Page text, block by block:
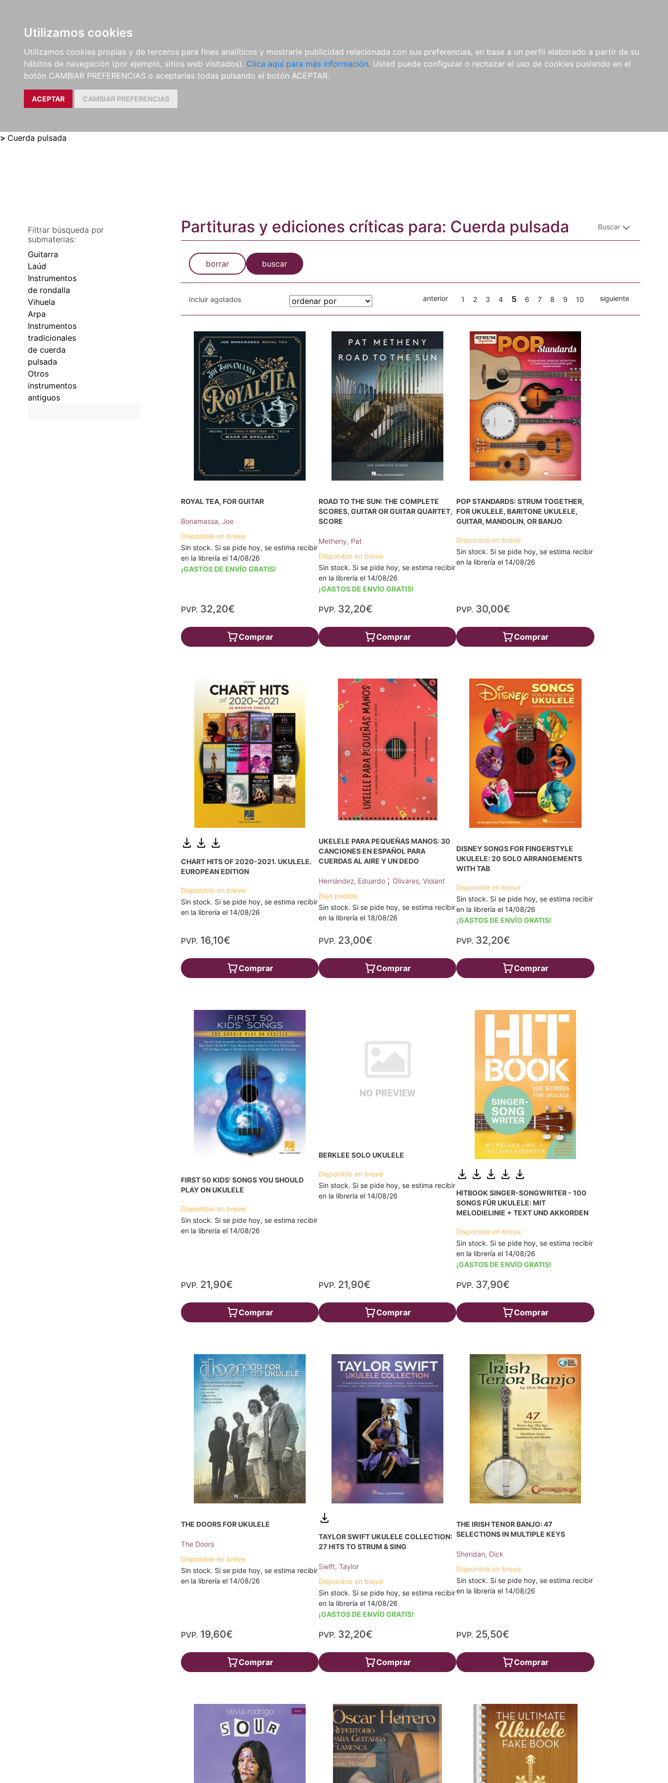
Utilizamos cookies
Utilizamos cookies propias y de terceros para fines analíticos y mostrarle publicidad relacionada con sus preferencias, en base a un perfil elaborado a partir de su
hábitos de navegación (por ejemplo, sitios web visitados). Clica aquí para más información. Usted puede configurar o rechazar el uso de cookies puslando en el
botón CAMBIAR PREFERENCIAS o aceptarlas todas pulsando el botón ACEPTAR.
ACEPTAR CAMBIAR PREFERENCIAS
LIBROS
MÉTODOS Y
EJERCICIOS
PARTITURAS Y EDICIONES
CRÍTICAS
REVISTAS
CDS Y
DVDS
MATERIAL
COMPLEMENTARIO
NOVEDADES NOTICIAS
COMPRAS
INSTITUCIONALES
> Cuerda pulsada
Filtrar búsqueda por
submaterias:
Guitarra
Laúd
Instrumentos
de rondalla
Vihuela
Arpa
Instrumentos
tradicionales
de cuerda
pulsada
Otros
instrumentos
antiguos
Partituras y ediciones críticas para: Cuerda pulsada Buscar
borrar buscar
Incluir agotados anterior 1 2 3 4 5 6 7 8 9 10 siguiente
ROYAL TEA, FOR GUITAR
Bonamassa, Joe
Disponible en breve
Sin stock. Si se pide hoy, se estima recibir
en la librería el 14/08/26
¡GASTOS DE ENVÍO GRATIS!
PVP. 32,20€
Comprar
ROAD TO THE SUN: THE COMPLETE
SCORES, GUITAR OR GUITAR QUARTET,
SCORE
Metheny, Pat
Disponible en breve
Sin stock. Si se pide hoy, se estima recibir
en la librería el 14/08/26
¡GASTOS DE ENVÍO GRATIS!
PVP. 32,20€
Comprar
POP STANDARDS: STRUM TOGETHER,
FOR UKULELE, BARITONE UKULELE,
GUITAR, MANDOLIN, OR BANJO
Disponible en breve
Sin stock. Si se pide hoy, se estima recibir
en la librería el 14/08/26
PVP. 30,00€
Comprar
CHART HITS OF 2020-2021. UKULELE.
EUROPEAN EDITION
Disponible en breve
Sin stock. Si se pide hoy, se estima recibir
en la librería el 14/08/26
PVP. 16,10€
Comprar
UKELELE PARA PEQUEÑAS MANOS: 30
CANCIONES EN ESPAÑOL PARA
CUERDAS AL AIRE Y UN DEDO
Hernández, Eduardo ; Olivares, Violant
Bajo pedido
Sin stock. Si se pide hoy, se estima recibir
en la librería el 18/08/26
PVP. 23,00€
Comprar
DISNEY SONGS FOR FINGERSTYLE
UKULELE: 20 SOLO ARRANGEMENTS
WITH TAB
Disponible en breve
Sin stock. Si se pide hoy, se estima recibir
en la librería el 14/08/26
¡GASTOS DE ENVÍO GRATIS!
PVP. 32,20€
Comprar
FIRST 50 KIDS' SONGS YOU SHOULD
PLAY ON UKULELE
Disponible en breve
Sin stock. Si se pide hoy, se estima recibir
en la librería el 14/08/26
PVP. 21,90€
Comprar
BERKLEE SOLO UKULELE
Disponible en breve
Sin stock. Si se pide hoy, se estima recibir
en la librería el 14/08/26
PVP. 21,90€
Comprar
HITBOOK SINGER-SONGWRITER - 100
SONGS FÜR UKULELE: MIT
MELODIELINIE + TEXT UND AKKORDEN
Disponible en breve
Sin stock. Si se pide hoy, se estima recibir
en la librería el 14/08/26
¡GASTOS DE ENVÍO GRATIS!
PVP. 37,90€
Comprar
THE DOORS FOR UKULELE
The Doors
Disponible en breve
Sin stock. Si se pide hoy, se estima recibir
en la librería el 14/08/26
PVP. 19,60€
Comprar
TAYLOR SWIFT UKULELE COLLECTION:
27 HITS TO STRUM & SING
Swift, Taylor
Disponible en breve
Sin stock. Si se pide hoy, se estima recibir
en la librería el 14/08/26
¡GASTOS DE ENVÍO GRATIS!
PVP. 32,20€
Comprar
THE IRISH TENOR BANJO: 47
SELECTIONS IN MULTIPLE KEYS
Sheridan, Dick
Disponible en breve
Sin stock. Si se pide hoy, se estima recibir
en la librería el 14/08/26
PVP. 25,50€
Comprar